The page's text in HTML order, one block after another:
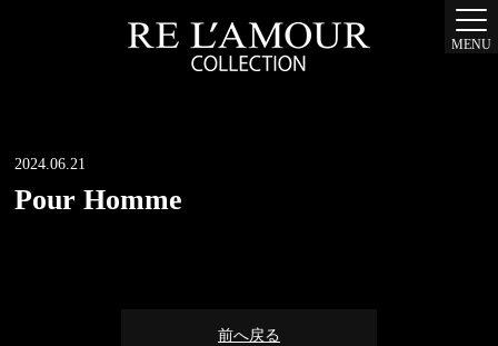
MENU
2024.06.21
Pour Homme
前へ戻る